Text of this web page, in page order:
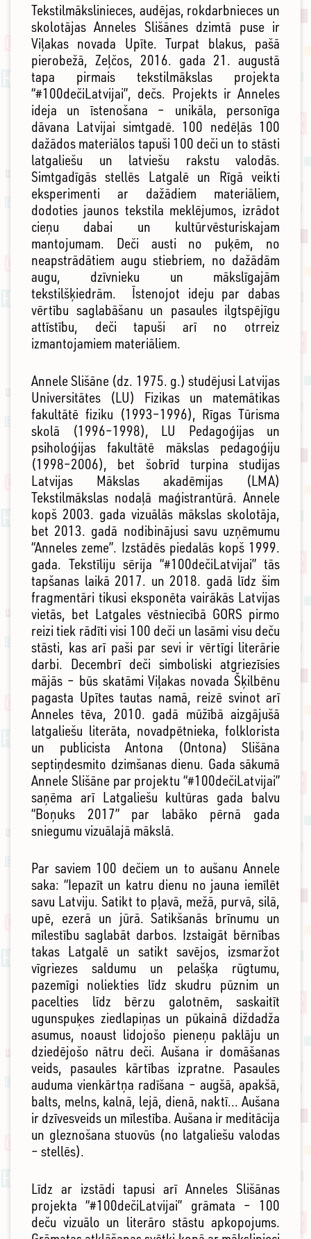
Tekstilmākslinieces, audējas, rokdarbnieces un
skolotājas Anneles Slišānes dzimtā puse ir
Viļakas novada Upīte. Turpat blakus, pašā
pierobežā, Zeļčos, 2016. gada 21. augustā
tapa pirmais tekstilmākslas projekta
“#100dečiLatvijai”, dečs. Projekts ir Anneles
ideja un īstenošana – unikāla, personīga
dāvana Latvijai simtgadē. 100 nedēļās 100
dažādos materiālos tapuši 100 deči un to stāsti
latgaliešu un latviešu rakstu valodās.
Simtgadīgās stellēs Latgalē un Rīgā veikti
eksperimenti ar dažādiem materiāliem,
dodoties jaunos tekstila meklējumos, izrādot
cieņu dabai un kultūrvēsturiskajam
mantojumam. Deči austi no puķēm, no
neapstrādātiem augu stiebriem, no dažādām
augu, dzīvnieku un mākslīgajām
tekstilšķiedrām. Īstenojot ideju par dabas
vērtību saglabāšanu un pasaules ilgtspējīgu
attīstību, deči tapuši arī no otrreiz
izmantojamiem materiāliem.
Annele Slišāne (dz. 1975. g.) studējusi Latvijas
Universitātes (LU) Fizikas un matemātikas
fakultātē fiziku (1993–1996), Rīgas Tūrisma
skolā (1996–1998), LU Pedagoģijas un
psiholoģijas fakultātē mākslas pedagoģiju
(1998–2006), bet šobrīd turpina studijas
Latvijas Mākslas akadēmijas (LMA)
Tekstilmākslas nodaļā maģistrantūrā. Annele
kopš 2003. gada vizuālās mākslas skolotāja,
bet 2013. gadā nodibinājusi savu uzņēmumu
“Anneles zeme”. Izstādēs piedalās kopš 1999.
gada. Tekstīliju sērija “#100dečiLatvijai” tās
tapšanas laikā 2017. un 2018. gadā līdz šim
fragmentāri tikusi eksponēta vairākās Latvijas
vietās, bet Latgales vēstniecībā GORS pirmo
reizi tiek rādīti visi 100 deči un lasāmi visu deču
stāsti, kas arī paši par sevi ir vērtīgi literārie
darbi. Decembrī deči simboliski atgriezīsies
mājās – būs skatāmi Viļakas novada Šķilbēnu
pagasta Upītes tautas namā, reizē svinot arī
Anneles tēva, 2010. gadā mūžībā aizgājušā
latgaliešu literāta, novadpētnieka, folklorista
un publicista Antona (Ontona) Slišāna
septiņdesmito dzimšanas dienu. Gada sākumā
Annele Slišāne par projektu “#100dečiLatvijai”
saņēma arī Latgaliešu kultūras gada balvu
“Boņuks 2017” par labāko pērnā gada
sniegumu vizuālajā mākslā.
Par saviem 100 dečiem un to aušanu Annele
saka: “Iepazīt un katru dienu no jauna iemīlēt
savu Latviju. Satikt to pļavā, mežā, purvā, silā,
upē, ezerā un jūrā. Satikšanās brīnumu un
mīlestību saglabāt darbos. Izstaigāt bērnības
takas Latgalē un satikt savējos, izsmaržot
vīgriezes saldumu un pelašķa rūgtumu,
pazemīgi noliekties līdz skudru pūznim un
pacelties līdz bērzu galotnēm, saskaitīt
ugunspuķes ziedlapiņas un pūkainā diždadža
asumus, noaust lidojošo pieneņu paklāju un
dziedējošo nātru deči. Aušana ir domāšanas
veids, pasaules kārtības izpratne. Pasaules
auduma vienkārtņa radīšana – augšā, apakšā,
balts, melns, kalnā, lejā, dienā, naktī... Aušana
ir dzīvesveids un mīlestība. Aušana ir meditācija
un gleznošana stuovūs (no latgaliešu valodas
– stellēs).
Līdz ar izstādi tapusi arī Anneles Slišānas
projekta “#100dečiLatvijai” grāmata – 100
deču vizuālo un literāro stāstu apkopojums.